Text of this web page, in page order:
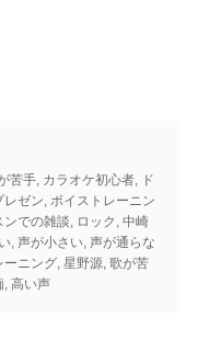
苦手, カラオケ初心者, ド
レゼン,ボイストレーニン
ンでの雑談, ロック ,中崎
,声が小さい,声が通らな
ーニング,星野源,歌が苦
,高い声